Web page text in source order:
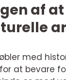
af
med
at bevare